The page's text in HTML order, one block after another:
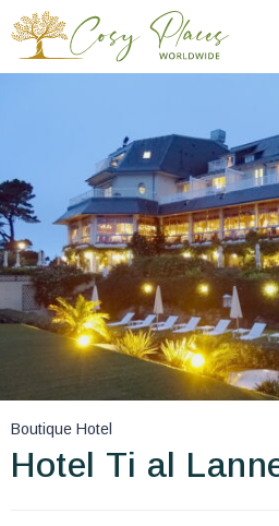
Réserver un séjour
Nos adresses dans le
World’s Best Hotels
Vous faire voyager
Les séjours à thème
Boutique Hotel
Hotel Ti al